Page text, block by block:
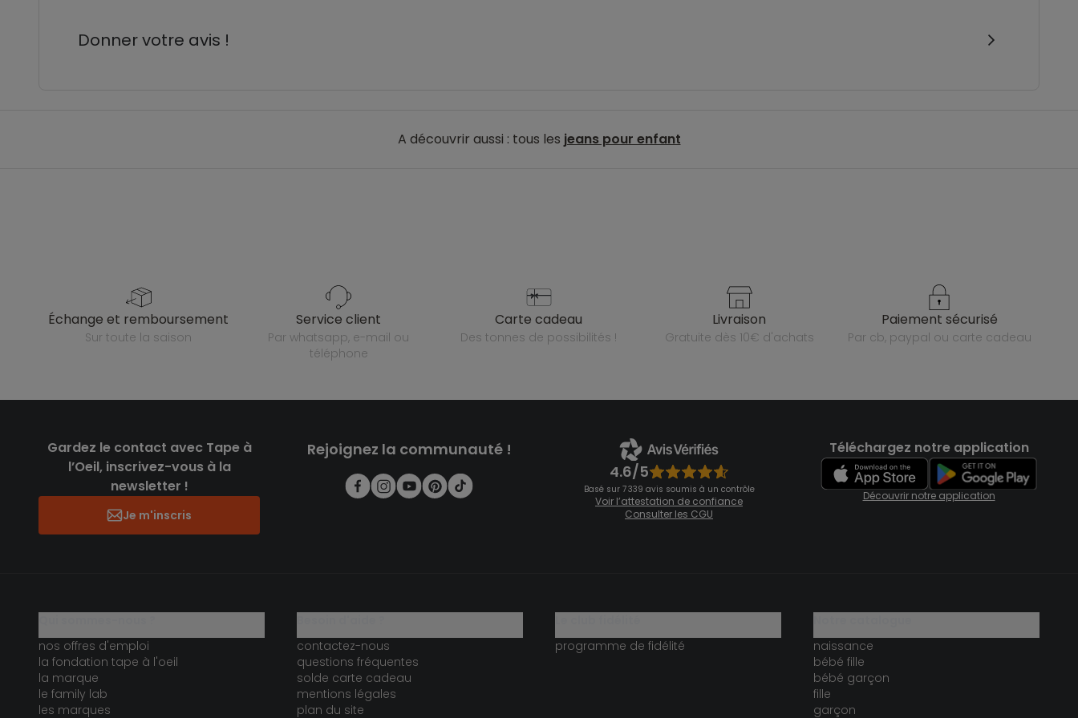
Donner votre avis !
A découvrir aussi : tous les jeans pour enfant
échange et remboursement
sur toute la saison
service client
par whatsapp, e-mail ou
téléphone
carte cadeau
des tonnes de possibilités !
livraison
gratuite dès 10€ d'achats
paiement sécurisé
par cb, paypal ou carte cadeau
Gardez le contact avec Tape à
l’Oeil, inscrivez-vous à la
newsletter !
Je m'inscris
Rejoignez la communauté !
4.6/5
Basé sur 7 339 avis soumis à un contrôle
Voir l’attestation de confiance
Consulter les CGU
Téléchargez notre application
Découvrir notre application
nos offres d'emploi
la fondation tape à l'oeil
la marque
le family lab
les marques
contactez-nous
questions fréquentes
solde carte cadeau
mentions légales
plan du site
programme de fidélité
naissance
bébé fille
bébé garçon
fille
garçon